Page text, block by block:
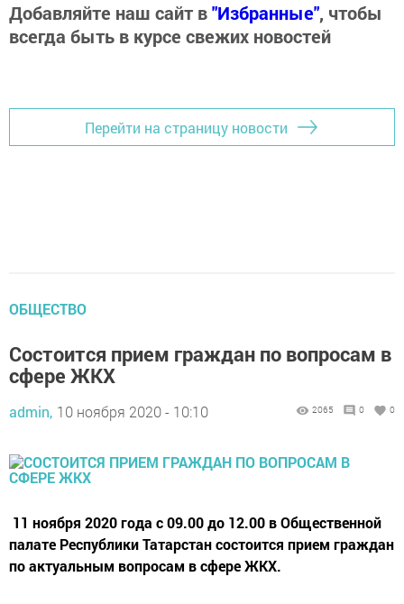
Добавляйте наш сайт в"Избранные", чтобы
всегда быть в курсе свежих новостей
Перейти на страницу новости
ОБЩЕСТВО
Состоится прием граждан по вопросам в
сфере ЖКХ
admin, 10 ноября 2020 - 10:10 2065 0 0
11 ноября 2020 года с 09.00 до 12.00 в Общественной
палате Республики Татарстан состоится прием граждан
по актуальным вопросам в сфере ЖКХ.